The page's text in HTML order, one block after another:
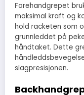
Forehandgrepet
maksimal kraft og
hold racketen som
grunnleddet på
håndtaket. Dette
slagpresisjonen.